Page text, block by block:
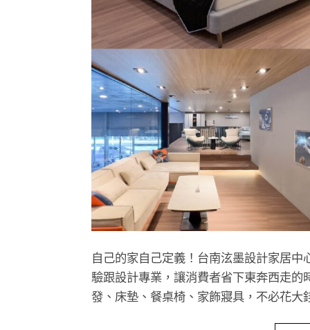
自己的家自己定義！台南泫墨設計家居
驗跟設計專業，讓消費者省下東奔西走
發、床墊、餐桌椅、家飾寢具，不必花